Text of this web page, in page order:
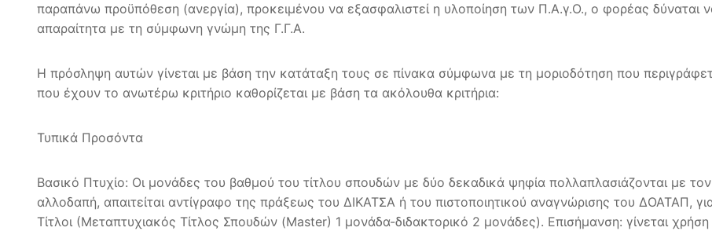
παραπάνω προϋπόθεση (ανεργία), προκειμένου να εξασφαλιστεί η υλοποίηση των Π.Α.γ.Ο., ο φορέας δύναται
απαραίτητα με τη σύμφωνη γνώμη της Γ.Γ.Α.
Η πρόσληψη αυτών γίνεται με βάση την κατάταξη τους σε πίνακα σύμφωνα με τη μοριοδότηση που
που έχουν το ανωτέρω κριτήριο καθορίζεται με βάση τα ακόλουθα κριτήρια:
Τυπικά Προσόντα
Βασικό Πτυχίο: Οι μονάδες του βαθμού του τίτλου σπουδών με δύο δεκαδικά ψηφία πολλαπλασιάζονται με
αλλοδαπή, απαιτείται αντίγραφο της πράξεως του ΔΙΚΑΤΣΑ ή του πιστοποιητικού αναγνώρισης του ΔΟΑΤΑΠ,
Τίτλοι (Μεταπτυχιακός Τίτλος Σπουδών (Master) 1 μονάδα-διδακτορικό 2 μονάδες). Επισήμανση: γίνεται